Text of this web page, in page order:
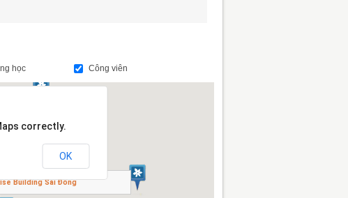
học Công viên
Building Sài Đồng
correctly.
OK